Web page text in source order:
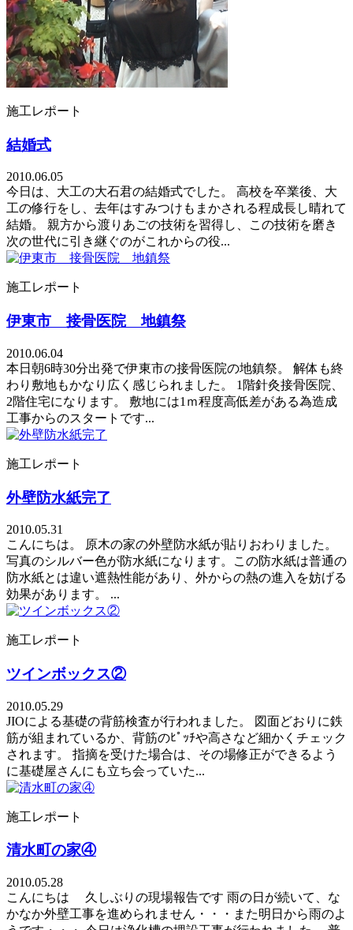
施工レポート
結婚式
2010.06.05
今日は、大工の大石君の結婚式でした。 高校を卒業後、大
工の修行をし、去年はすみつけもまかされる程成長し晴れて
結婚。 親方から渡りあごの技術を習得し、この技術を磨き
次の世代に引き継ぐのがこれからの役...
施工レポート
伊東市 接骨医院 地鎮祭
2010.06.04
本日朝6時30分出発で伊東市の接骨医院の地鎮祭。 解体も終
わり敷地もかなり広く感じられました。 1階針灸接骨医院、
2階住宅になります。 敷地には1ｍ程度高低差がある為造成
工事からのスタートです...
施工レポート
外壁防水紙完了
2010.05.31
こんにちは。 原木の家の外壁防水紙が貼りおわりました。
写真のシルバー色が防水紙になります。この防水紙は普通の
防水紙とは違い遮熱性能があり、外からの熱の進入を妨げる
効果があります。 ...
施工レポート
ツインボックス②
2010.05.29
JIOによる基礎の背筋検査が行われました。 図面どおりに鉄
筋が組まれているか、背筋のﾋﾟｯﾁや高さなど細かくチェック
されます。 指摘を受けた場合は、その場修正ができるよう
に基礎屋さんにも立ち会っていた...
施工レポート
清水町の家④
2010.05.28
こんにちは 久しぶりの現場報告です 雨の日が続いて、な
かなか外壁工事を進められません・・・また明日から雨のよ